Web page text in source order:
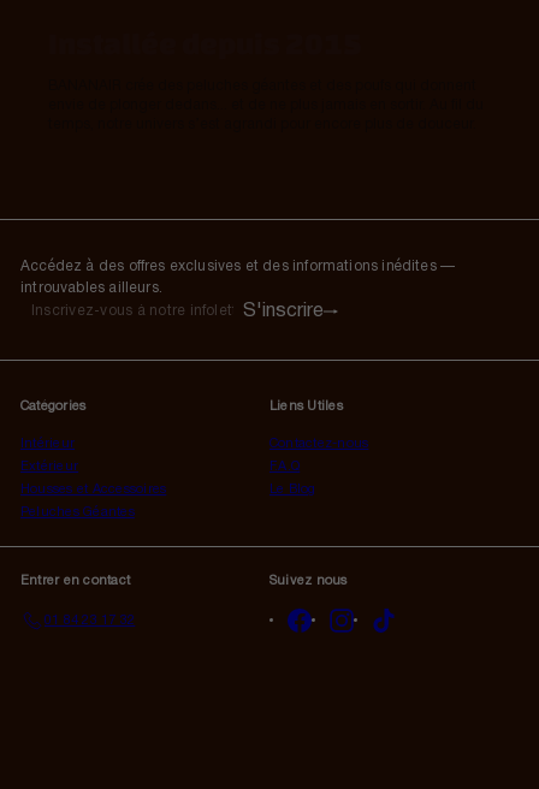
Accédez à des offres exclusives et des informations inédites —
introuvables ailleurs.
S'inscrire
Inscrivez-
notre
S'inscrire
Catégories
Intérieur
Extérieur
Housses et Accessoires
Peluches Géantes
Liens Utiles
Contactez-nous
F.A.Q
Le Blog
Entrer en contact
01 84 23 17 32
Suivez nous
FacebookInstagram